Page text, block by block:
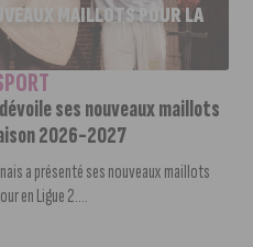
MAILLOTS POUR LA
ses nouveaux maillots
2026-2027
a présenté ses nouveaux maillots
en Ligue 2....